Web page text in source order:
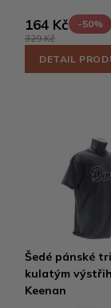
164 Kč
-50%
329 Kč
DETAIL
Šedé pánské
kulatým
Keenan